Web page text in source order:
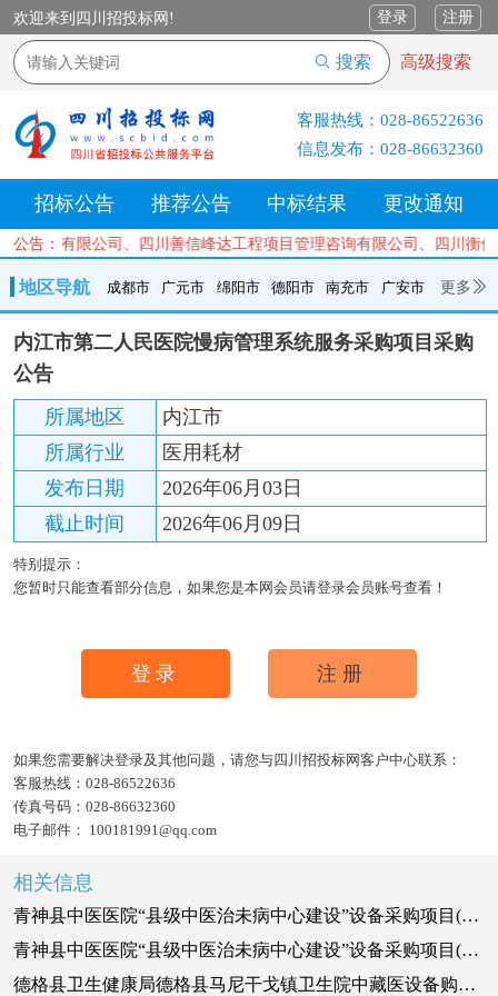
欢迎来到四川招投标网! 登录 注册
搜索 高级搜索
客服热线： 028-86522636
信息发布： 028-86632360
招标公告 推荐公告 中标结果 更改通知
公告：询有限公司、四川善信峰达工程项目管理咨询有限公司、四
地区导航 成都市 广元市 绵阳市 德阳市 南充市 广安市 更多
成都市 广元市 绵阳市 德阳市 南充市 广安市
遂宁市
内江市
达州市
资阳市 眉山市 雅安市 阿坝州 甘孜州 凉山州
内江市第二人民医院慢病管理系统服务采购项目采购
公告
所属地区
内江市
所属行业
医用耗材
发布日期
2026年06月03日
截止时间
2026年06月09日
特别提示：
您暂时只能查看部分信息，如果您是本网会员请登录会员账号查看！
登录 注册
如果您需要解决登录及其他问题，请您与四川招投标网客户中心联系：
客服热线： 028-86522636
传真号码： 028-86632360
电子邮件： 100181991@qq.com
相关信息
青神县中医医院“县级中医治未病中心建设”设备采购项目(二次)竞争性谈判公告
青神县中医医院“县级中医治未病中心建设”设备采购项目(二次)竞争性谈判公告
德格县卫生健康局德格县马尼干戈镇卫生院中藏医设备购置项目招标公告